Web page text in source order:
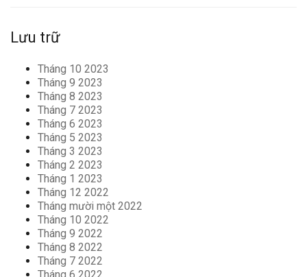
Lưu trữ
Tháng 10 2023
Tháng 9 2023
Tháng 8 2023
Tháng 7 2023
Tháng 6 2023
Tháng 5 2023
Tháng 3 2023
Tháng 2 2023
Tháng 1 2023
Tháng 12 2022
Tháng mười một 2022
Tháng 10 2022
Tháng 9 2022
Tháng 8 2022
Tháng 7 2022